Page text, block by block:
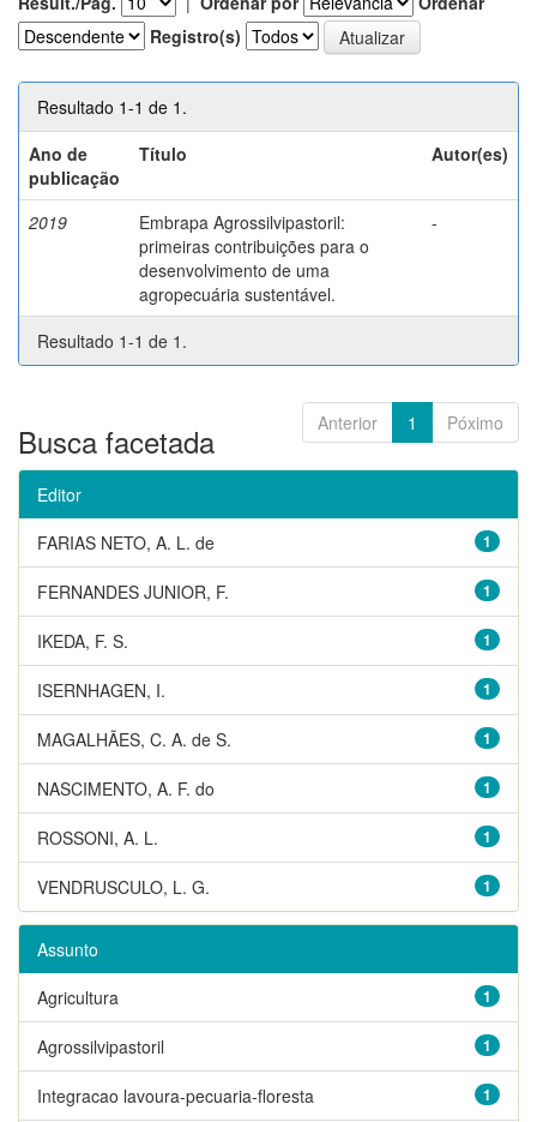
Registro(s)
Resultado 1-1 de 1.
Ano de
publicação
Título Autor(es)
2019
Embrapa Agrossilvipastoril:
primeiras contribuições para o
desenvolvimento de uma
agropecuária sustentável.
-
Resultado 1-1 de 1.
Anterior 1 Póximo
Busca facetada
Editor
1
FARIAS NETO, A. L. de
1
FERNANDES JUNIOR, F.
1
IKEDA, F. S.
1
ISERNHAGEN, I.
1
MAGALHÃES, C. A. de S.
1
NASCIMENTO, A. F. do
1
ROSSONI, A. L.
1
VENDRUSCULO, L. G.
Assunto
1
Agricultura
1
Agrossilvipastoril
1
Integracao lavoura-pecuaria-floresta